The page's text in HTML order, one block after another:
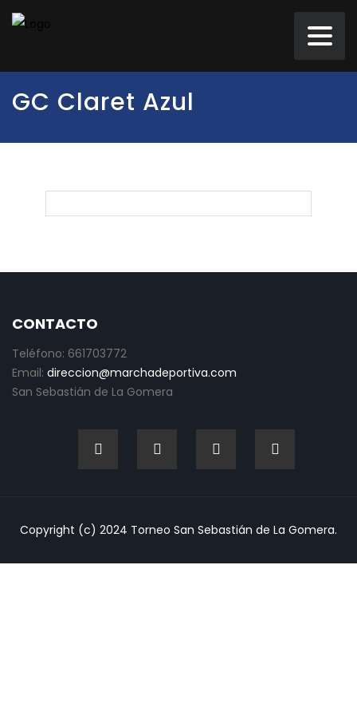
GC Claret Azul
CONTACTO
Teléfono: 661703772
Email: direccion@marchadeportiva.com
San Sebastián de La Gomera
Copyright (c) 2024 Torneo San Sebastián de La Gomera.